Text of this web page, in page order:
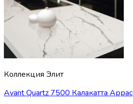
Коллекция Элит
Avant Quartz 7500 Калакатта Аррас